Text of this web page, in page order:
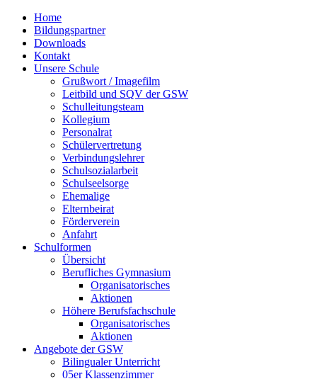
Home
Bildungspartner
Downloads
Kontakt
Unsere Schule
Grußwort / Imagefilm
Leitbild und SQV der GSW
Schulleitungsteam
Kollegium
Personalrat
Schülervertretung
Verbindungslehrer
Schulsozialarbeit
Schulseelsorge
Ehemalige
Elternbeirat
Förderverein
Anfahrt
Schulformen
Übersicht
Berufliches Gymnasium
Organisatorisches
Aktionen
Höhere Berufsfachschule
Organisatorisches
Aktionen
Angebote der GSW
Bilingualer Unterricht
05er Klassenzimmer